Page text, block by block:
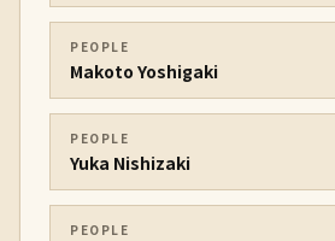
PEOPLE
Makoto Yoshigaki
PEOPLE
Yuka Nishizaki
PEOPLE